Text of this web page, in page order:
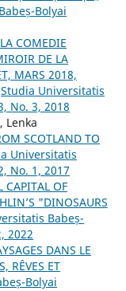
Bolyai
COMEDIE
DE LA
MARS 2018,
Studia Universitatis
No. 3, 2018
Lenka
SCOTLAND TO
Universitatis
No. 1, 2017
CAPITAL OF
"DINOSAURS
Babeș-
2022
DANS LE
RÊVES ET
Bolyai